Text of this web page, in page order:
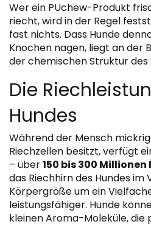
Wer ein PUchew-Produkt
riecht, wird in der Regel
fast nichts. Dass Hunde
Knochen nagen, liegt an der
der chemischen Struktur des
Die
Hundes
Während der Mensch
Riechzellen besitzt, verfügt
– über150 bis 300 Millionen
das Riechhirn des Hundes im
Körpergröße um ein
leistungsfähiger. Hunde
kleinen Aroma-Moleküle, die